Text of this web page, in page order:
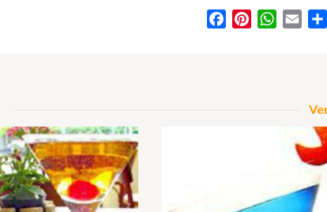
FacebookPinterest